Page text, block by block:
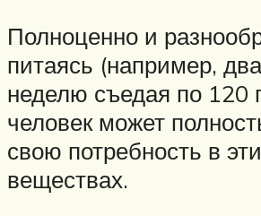
Полноценно и
питаясь (например,
неделю съедая по 120
человек может
свою потребность в
веществах.